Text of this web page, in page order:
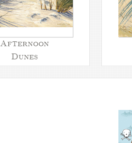
Afternoon
Dunes